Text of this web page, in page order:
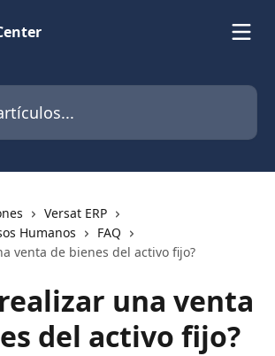
Versat ERP
Humanos
FAQ
venta de bienes del activo fijo?
una venta
del activo fijo?